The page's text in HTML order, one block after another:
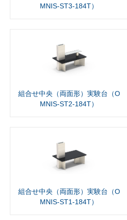
MNIS-ST3-184T）
組合せ中央（両面形）実験台（O
MNIS-ST2-184T）
組合せ中央（両面形）実験台（O
MNIS-ST1-184T）